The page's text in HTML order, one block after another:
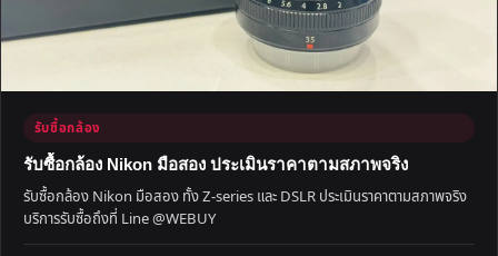
ด
า
รับซื้อกล้อง
รับซื้อกล้อง Nikon มือสอง ประเมินราคาตามสภาพจริง
รับซื้อกล้อง Nikon มือสอง ทั้ง Z-series และ DSLR ประเมินราคาตามสภาพจริง
บริการรับซื้อถึงที่ Line @WEBUY